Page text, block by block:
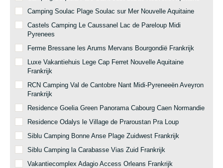
Camping Soulac Plage Soulac sur Mer Nouvelle Aquitaine
Castels Camping Le Caussanel Lac de Pareloup Midi
Pyrenees
Ferme Bressane les Arums Mervans Bourgondië Frankrijk
Luxe Vakantiehuis Lege Cap Ferret Nouvelle Aquitaine
Frankrijk
RCN Camping Val de Cantobre Nant Midi-Pyreneeën Aveyron
Frankrijk
Residence Goelia Green Panorama Cabourg Caen Normandie
Residence Odalys le Village de Praroustan Pra Loup
Siblu Camping Bonne Anse Plage Zuidwest Frankrijk
Siblu Camping la Carabasse Vias Zuid Frankrijk
Vakantiecomplex Adagio Access Orleans Frankrijk